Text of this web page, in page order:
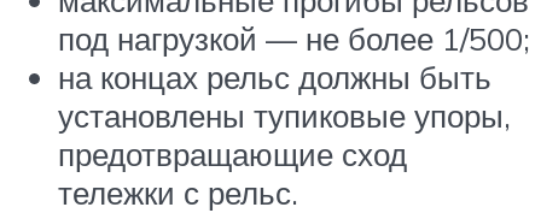
под нагрузкой — не более 1/500;
на концах рельс должны быть
установлены тупиковые упоры,
предотвращающие сход
тележки с рельс.